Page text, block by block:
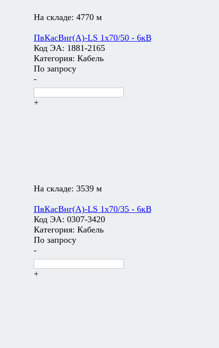
На складе: 4770 м
ПвКасВнг(А)-LS 1х70/50 - 6кВ
Код ЭА: 1881-2165
Категория: Кабель
По запросу
-
+
На складе: 3539 м
ПвКасВнг(А)-LS 1х70/35 - 6кВ
Код ЭА: 0307-3420
Категория: Кабель
По запросу
-
+